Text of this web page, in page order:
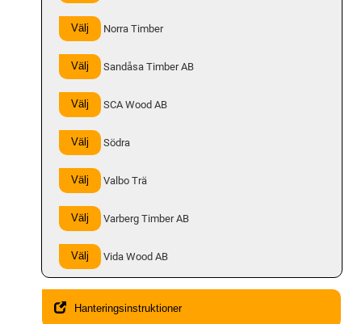
Välj Norra Timber
Välj Sandåsa Timber AB
Välj SCA Wood AB
Välj Södra
Välj Valbo Trä
Välj Varberg Timber AB
Välj Vida Wood AB
Hanteringsinstruktioner